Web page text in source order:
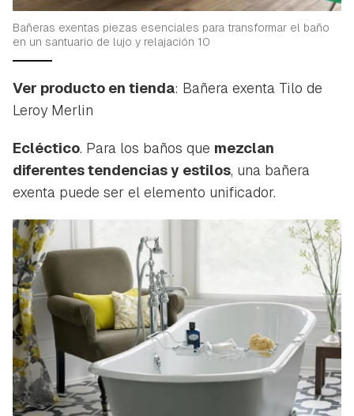
Bañeras exentas piezas esenciales para transformar el baño
en un santuario de lujo y relajación 10
Ver producto en tienda: Bañera exenta Tilo de
Leroy Merlin
Ecléctico. Para los baños que mezclan
diferentes tendencias y estilos, una bañera
exenta puede ser el elemento unificador.